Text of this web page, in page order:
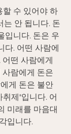
할 수 있어야 하
는 안 됩니다. 돈
입니다. 돈은 우
다. 어떤 사람에
떤 사람에게
사람에게 돈은
게 돈은 불안
제"입니다. 어
미래를 마음대
입니다.